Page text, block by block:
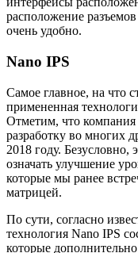
расположение
очень удобно.
Nano IPS
Самое главное, на что
примененная
Отметим, что компания
разработку во многих
2018 году. Безусловно,
означать улучшение
которые мы ранее
матрицей.
По сути, согласно
технология Nano IPS
которые